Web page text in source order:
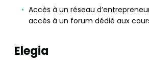
Accès à un réseau
accès à un forum dédié aux
Elegia